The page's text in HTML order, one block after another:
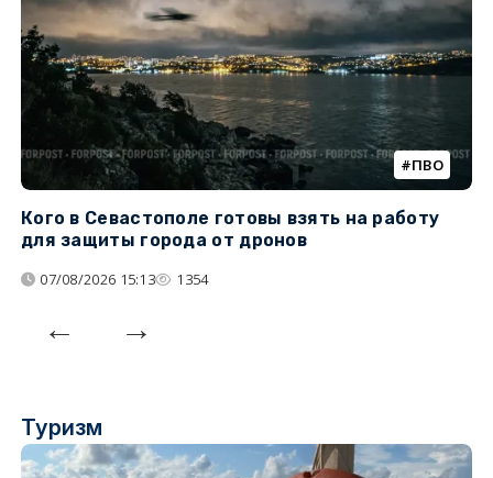
ПВО
Кого в Севастополе готовы взять на работу
для защиты города от дронов
07/08/2026 15:13 1354
Туризм